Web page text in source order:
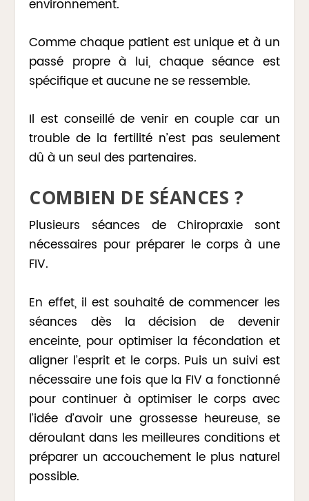
environnement.
Comme chaque patient est unique et à un
passé propre à lui, chaque séance est
spécifique et aucune ne se ressemble.
Il est conseillé de venir en couple car un
trouble de la fertilité n’est pas seulement
dû à un seul des partenaires.
COMBIEN DE SÉANCES ?
Plusieurs séances de Chiropraxie sont
nécessaires pour préparer le corps à une
FIV.
En effet, il est souhaité de commencer les
séances dès la décision de devenir
enceinte, pour optimiser la fécondation et
aligner l’esprit et le corps. Puis un suivi est
nécessaire une fois que la FIV a fonctionné
pour continuer à optimiser le corps avec
l’idée d’avoir une grossesse heureuse, se
déroulant dans les meilleures conditions et
préparer un accouchement le plus naturel
possible.